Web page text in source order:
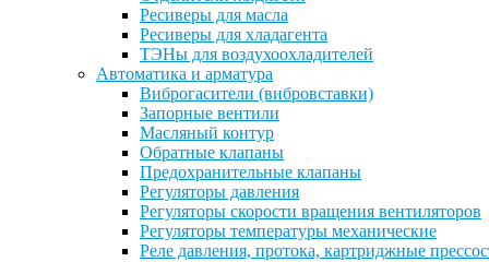
Ресиверы для масла
Ресиверы для хладагента
ТЭНы для воздухоохладителей
Автоматика и арматура
Виброгасители (вибровставки)
Запорные вентили
Масляный контур
Обратные клапаны
Предохранительные клапаны
Регуляторы давления
Регуляторы скорости вращения вентиляторов
Регуляторы температуры механические
Реле давления, протока, картриджные